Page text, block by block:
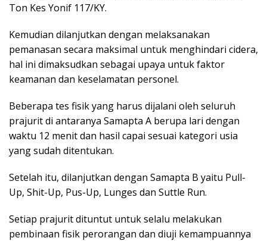
Ton Kes Yonif 117/KY.
Kemudian dilanjutkan dengan melaksanakan
pemanasan secara maksimal untuk menghindari cidera,
hal ini dimaksudkan sebagai upaya untuk faktor
keamanan dan keselamatan personel.
Beberapa tes fisik yang harus dijalani oleh seluruh
prajurit di antaranya Samapta A berupa lari dengan
waktu 12 menit dan hasil capai sesuai kategori usia
yang sudah ditentukan.
Setelah itu, dilanjutkan dengan Samapta B yaitu Pull-
Up, Shit-Up, Pus-Up, Lunges dan Suttle Run.
Setiap prajurit dituntut untuk selalu melakukan
pembinaan fisik perorangan dan diuji kemampuannya